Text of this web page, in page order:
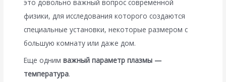
это довольно важный вопрос современной
физики, для исследования которого создаются
специальные установки, некоторые размером с
большую комнату или даже дом.
Еще однимважный параметр плазмы —
температура.